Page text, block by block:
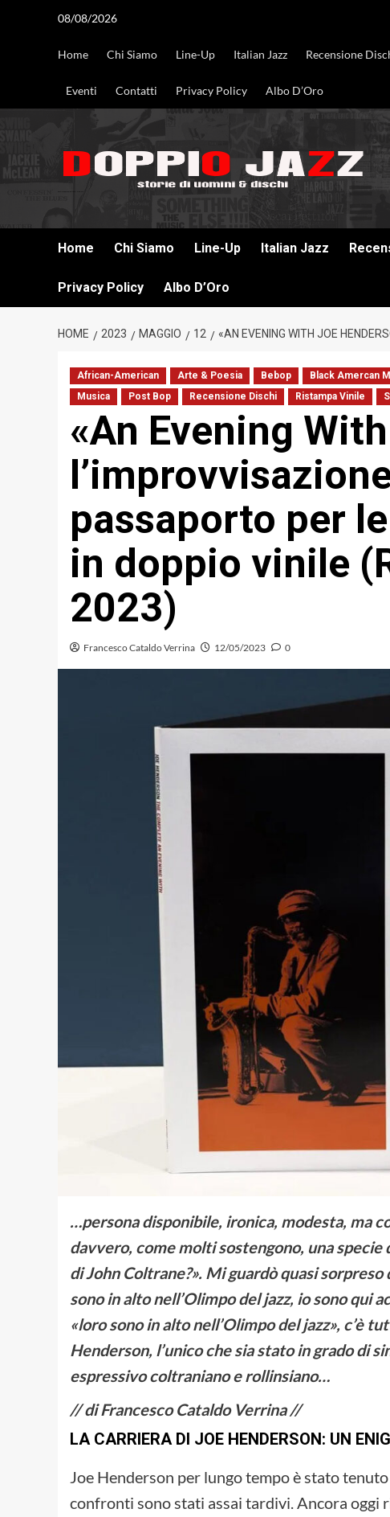
08/08/2026
Home Chi Siamo Line-Up Italian Jazz Recensione
Eventi Contatti Privacy Policy Albo D’Oro
Home Chi Siamo Line-Up Italian Jazz
Privacy Policy Albo D’Oro
HOME 2023 MAGGIO 12 «AN EVENING WITH JOE
African-American Arte & Poesia Bebop Black Amercan
Musica
Post Bop Recensione Dischi Ristampa Vinile
«An Evening
passaporto per
in doppio vinile
2023)
Francesco Cataldo Verrina 12/05/2023 0
…persona disponibile, ironica, modesta, ma
davvero, come molti sostengono, una
di John Coltrane?». Mi guardò quasi
sono in alto nell’Olimpo del jazz, io sono qui
«loro sono in alto nell’Olimpo del jazz», c’è
Henderson, l’unico che sia stato in grado di
espressivo coltraniano e rollinsiano…
// di Francesco Cataldo Verrina //
LA CARRIERA DI JOE HENDERSON: UN
Joe Henderson per lungo tempo è stato
confronti sono stati assai tardivi. Ancora oggi